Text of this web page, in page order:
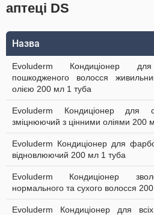
аптеці DS
Назва
Evoluderm Кондиціонер
пошкодженого волосся
олією 200 мл 1 туба
Evoluderm Кондиціонер для
зміцнюючий з цінними оліями 200
Evoluderm Кондиціонер для
відновлюючий 200 мл 1 туба
Evoluderm Кондиціонер
нормального та сухого волосся
Evoluderm Кондиціонер для